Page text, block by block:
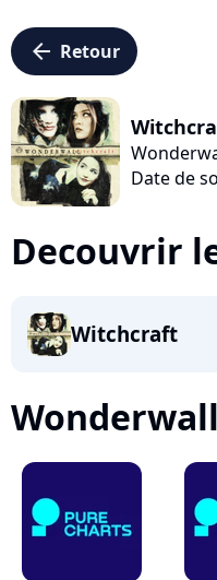
arrow_left Retour
Date de
Decouvrir
Witchcraft